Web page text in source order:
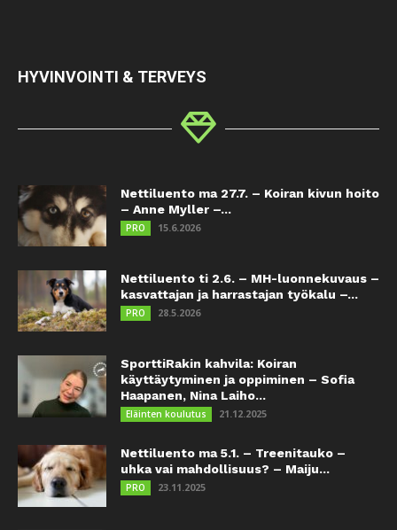
HYVINVOINTI & TERVEYS
Nettiluento ma 27.7. – Koiran kivun hoito
– Anne Myller –...
PRO 15.6.2026
Nettiluento ti 2.6. – MH-luonnekuvaus –
kasvattajan ja harrastajan työkalu –...
PRO 28.5.2026
SporttiRakin kahvila: Koiran
käyttäytyminen ja oppiminen – Sofia
Haapanen, Nina Laiho...
Eläinten koulutus 21.12.2025
Nettiluento ma 5.1. – Treenitauko –
uhka vai mahdollisuus? – Maiju...
PRO 23.11.2025